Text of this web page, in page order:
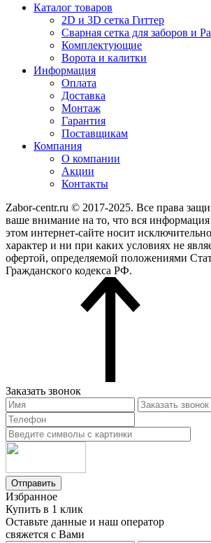
Каталог товаров
2D и 3D сетка Гиттер
Сварная сетка для заборов и
Комплектующие
Ворота и калитки
Информация
Оплата
Доставка
Монтаж
Гарантия
Поставщикам
Компания
О компании
Акции
Контакты
Zabor-centr.ru © 2017-2025. Все права
ваше внимание на то, что вся
этом интернет-сайте носит
характер и ни при каких условиях не
офертой, определяемой положениями
Гражданского кодекса РФ.
Заказать звонок
Отправить
Избранное
Купить в 1 клик
Оставьте данные и наш оператор
свяжется с Вами